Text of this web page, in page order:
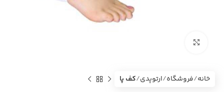
خانه فروشگاه ارتوپدی کف پا